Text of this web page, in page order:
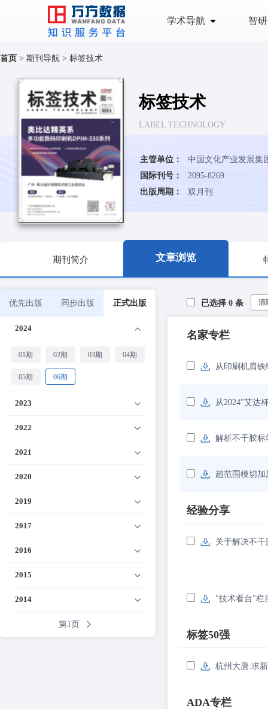
学术导航 智
首页 > 期刊导航 > 标签技术
标签技术
LABEL TECHNOLOGY
主管单位：
中国文化产业发展集
国际刊号：
2095-8269
出版周期：
双月刊
期刊简介 文章浏览
优先出版 同步出版 正式出版
2024
01期 02期 03期 04期
05期 06期
2023
2022
2021
2020
2019
2017
2016
2015
2014
第1页
已选择 0 条 清
名家专栏
从印刷机肩
从2024"艾达
解析不干胶
超范围模切
经验分享
关于解决不
"技术看台"栏
标签50强
杭州大唐:求
ADA专栏